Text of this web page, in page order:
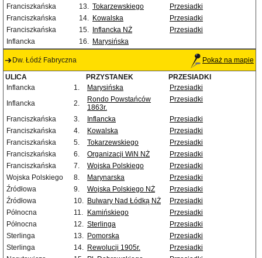
Franciszkańska
13. Tokarzewskiego
Przesiadki
Franciszkańska
14. Kowalska
Przesiadki
Franciszkańska
15. Inflancka NŻ
Przesiadki
Inflancka
16. Marysińska
Dw. Łódź Fabryczna Pokaż na mapie
ULICA PRZYSTANEK
PRZESIADKI
Inflancka
1. Marysińska
Przesiadki
Inflancka
2.
Rondo Powstańców
1863r.
Przesiadki
Franciszkańska 3. Inflancka
Przesiadki
Franciszkańska
4. Kowalska
Przesiadki
Franciszkańska
5. Tokarzewskiego
Przesiadki
Franciszkańska
6. Organizacji WiN NŻ
Przesiadki
Franciszkańska
7. Wojska Polskiego
Przesiadki
Wojska Polskiego
8. Marynarska
Przesiadki
Źródłowa
9. Wojska Polskiego NŻ
Przesiadki
Źródłowa
10. Bulwary Nad Łódką NŻ
Przesiadki
Północna
11. Kamińskiego
Przesiadki
Północna
12. Sterlinga
Przesiadki
Sterlinga
13. Pomorska
Przesiadki
Sterlinga
14. Rewolucji 1905r.
Przesiadki